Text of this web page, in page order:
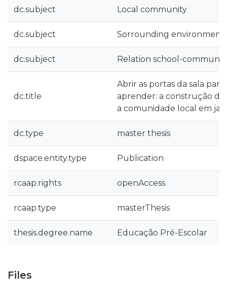
dc.subject Local community
dc.subject Sorrounding environment
dc.subject Relation school-
dc.title
Abrir as portas da sala
aprender: a construção
a comunidade local em
dc.type master thesis
dspace.entity.type Publication
rcaap.rights openAccess
rcaap.type masterThesis
thesis.degree.name Educação Pré-Escolar
Files